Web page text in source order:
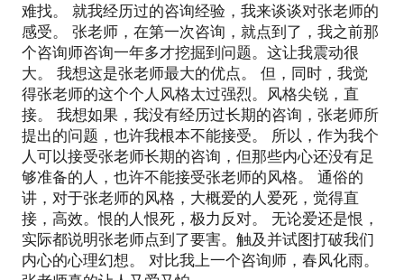
难找。 就我经历过的咨询经验，我来谈谈对张老师的
感受。 张老师，在第一次咨询，就点到了，我之前那
个咨询师咨询一年多才挖掘到问题。这让我震动很
大。 我想这是张老师最大的优点。 但，同时，我觉
得张老师的这个个人风格太过强烈。风格尖锐，直
接。 我想如果，我没有经历过长期的咨询，张老师所
提出的问题，也许我根本不能接受。 所以，作为我个
人可以接受张老师长期的咨询，但那些内心还没有足
够准备的人，也许不能接受张老师的风格。 通俗的
讲，对于张老师的风格，大概爱的人爱死，觉得直
接，高效。恨的人恨死，极力反对。 无论爱还是恨，
实际都说明张老师点到了要害。触及并试图打破我们
内心的心理幻想。 对比我上一个咨询师，春风化雨。